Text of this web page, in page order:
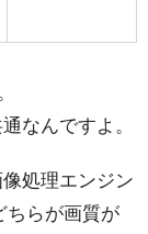
なんですよ。
処理エンジン
ちらが画質が